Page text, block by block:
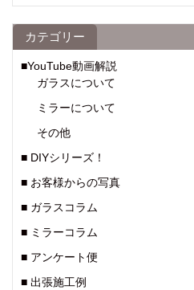
カテゴリー
■YouTube動画解説
ガラスについて
ミラーについて
その他
■ DIYシリーズ！
■ お客様からの写真
■ ガラスコラム
■ ミラーコラム
■ アンケート便
■ 出張施工例